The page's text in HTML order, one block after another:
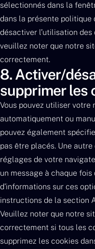
sélectionnés dans la
dans la présente politique
désactiver l’utilisation
veuillez noter que notre
correctement.
8. Activer/
supprimer les
Vous pouvez utiliser
automatiquement ou
pouvez également
pas être placés. Une
réglages de votre
un message à chaque fois
d’informations sur ces
instructions de la section
Veuillez noter que notre
correctement si tous les
supprimez les cookies